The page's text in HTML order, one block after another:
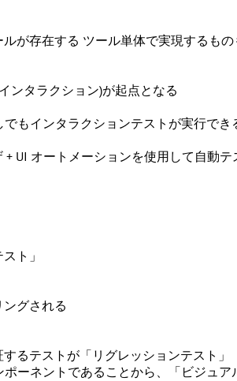
が存在する ツール単体で実現するも
ンタラクション)が起点となる
もインタラクションテストが実行でき
UI オートメーションを使用して自動テ
ト 」
グされる
るテストが「 リグレッションテスト 」
ーネントであることから、「 ビジュア